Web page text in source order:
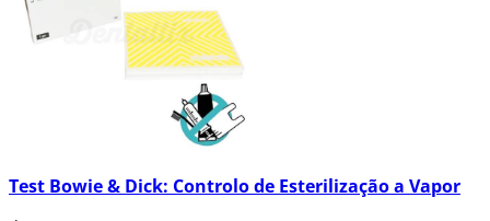
Test Bowie & Dick: Controlo de Esterilização a Vapor